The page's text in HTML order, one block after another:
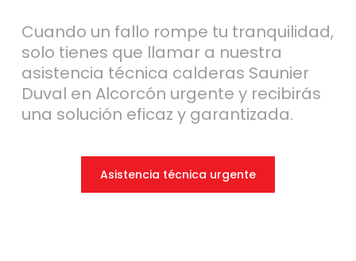
Cuando un fallo rompe tu tranquilidad,
solo tienes que llamar a nuestra
asistencia técnica calderas Saunier
Duval en Alcorcón urgente y recibirás
una solución eficaz y garantizada.
Asistencia técnica urgente